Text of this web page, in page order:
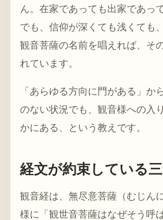
ん。在家であっても出家であっ
でも、信仰が深くても浅くても
観音菩薩の名前を唱えれば、そ
れています。
「あらゆる方向に門がある」か
のない状況でも、観音様への入
かにある、という教えです。
経文が約束している
観音経は、無尽意菩薩（むじん
様に「観世音菩薩はなぜそう呼